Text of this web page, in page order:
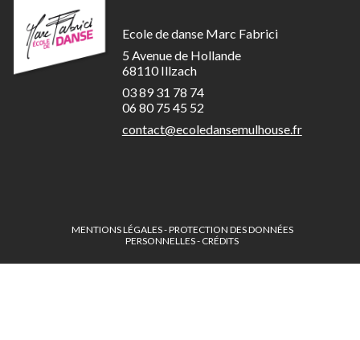
Ecole de danse Marc Fabrici
5 Avenue de Hollande
68110 Illzach
03 89 31 78 74
06 80 75 45 52
contact@ecoledansemulhouse.fr
MENTIONS LÉGALES-PROTECTION DES DONNÉES
PERSONNELLES- CRÉDITS